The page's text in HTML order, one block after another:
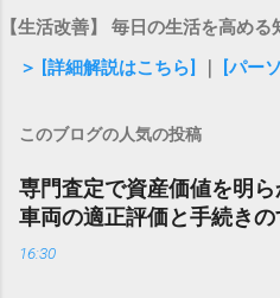
【生活改善】 毎日の生活を高める
＞ [詳細解説はこちら]
[パー
このブログの人気の投稿
専門査定で資産価値を明
車両の適正評価と手続きの
16:30